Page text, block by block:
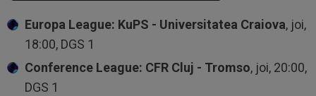
Europa League: KuPS - Universitatea Craiova, joi,
18:00, DGS 1
Conference League: CFR Cluj - Tromso, joi, 20:00,
DGS 1